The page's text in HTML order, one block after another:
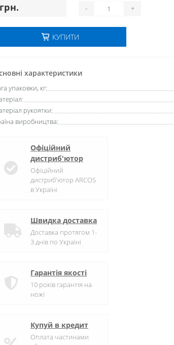
грн.
- +
КУПИТИ
характеристики
упаковки, кг:
рукоятки:
виробництва:
Офіційний
дистриб'ютор
Офіційний
дистриб'ютор ARCOS
в Україні
Швидка доставка
Доставка протягом 1-
3 днів по Україні
Гарантія якості
10 років гарантія на
ножі
Купуй в кредит
Оплата частинами